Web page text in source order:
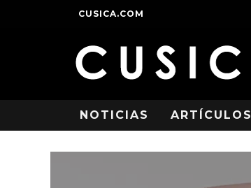
CUSICA.COM
NOTICIAS ARTÍCULOS